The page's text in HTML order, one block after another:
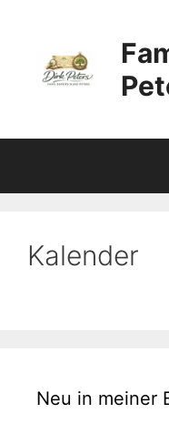
springen
Kalender
Neu in meiner